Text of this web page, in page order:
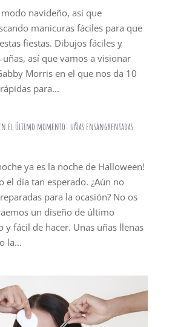
navideño, así que
manicuras fáciles para que
fiestas. Dibujos fáciles y
así que vamos a visionar
Morris en el que nos da 10
para...
el último momento: uñas ensangrentadas
ya es la noche de Halloween!
el día tan esperado. ¿Aún no
para la ocasión? No os
un diseño de último
fácil de hacer. Unas uñas llenas
la...